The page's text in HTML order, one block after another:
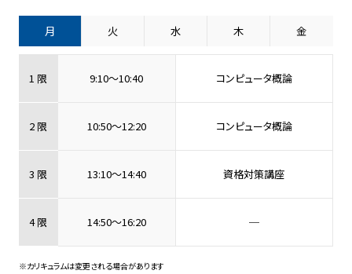
月 火 水 木 金
1 限 9:10〜10:40 コンピュータ概論
2 限 10:50〜12:20 コンピュータ概論
3 限 13:10〜14:40 資格対策講座
4 限 14:50〜16:20 ─
※カリキュラムは変更される場合があります